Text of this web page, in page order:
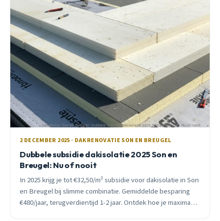
2 DECEMBER 2025 · DAKRENOVATIE SON EN BREUGEL
Dubbele subsidie dakisolatie 2025 Son en
Breugel: Nu of nooit
In 2025 krijg je tot €32,50/m² subsidie voor dakisolatie in Son
en Breugel bij slimme combinatie. Gemiddelde besparing
€480/jaar, terugverdientijd 1-2 jaar. Ontdek hoe je maximaal